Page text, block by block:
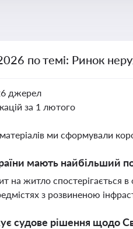
по темі: Ринок
джерел
за 1 лютого
ми сформували
мають найбільший
на житло спостерігається
з розвиненою
судове рішення щодо